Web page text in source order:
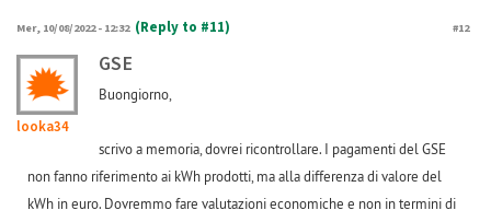
Mer, 10/08/2022 - 12:32 (Reply to #11) #12
looka34
GSE
Buongiorno,
scrivo a memoria, dovrei ricontrollare. I pagamenti del GSE
non fanno riferimento ai kWh prodotti, ma alla differenza di valore del
kWh in euro. Dovremmo fare valutazioni economiche e non in termini di